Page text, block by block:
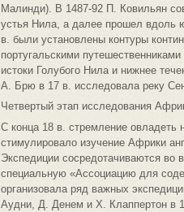
Малинди). В 1487-92 П. Ковильян
устья Нила, а далее прошел вдоль
в. были установлены контуры
португальскими
истоки Голубого Нила и нижнее
А. Брю в 17 в. исследовала реку
Четвертый этап исследования
С конца 18 в. стремление овладеть
стимулировало изучение Африки
Экспедиции сосредотачиваются во
специальную «Ассоциацию для
организовала ряд важных
Аудни, Д. Денем и Х. Клаппертон в